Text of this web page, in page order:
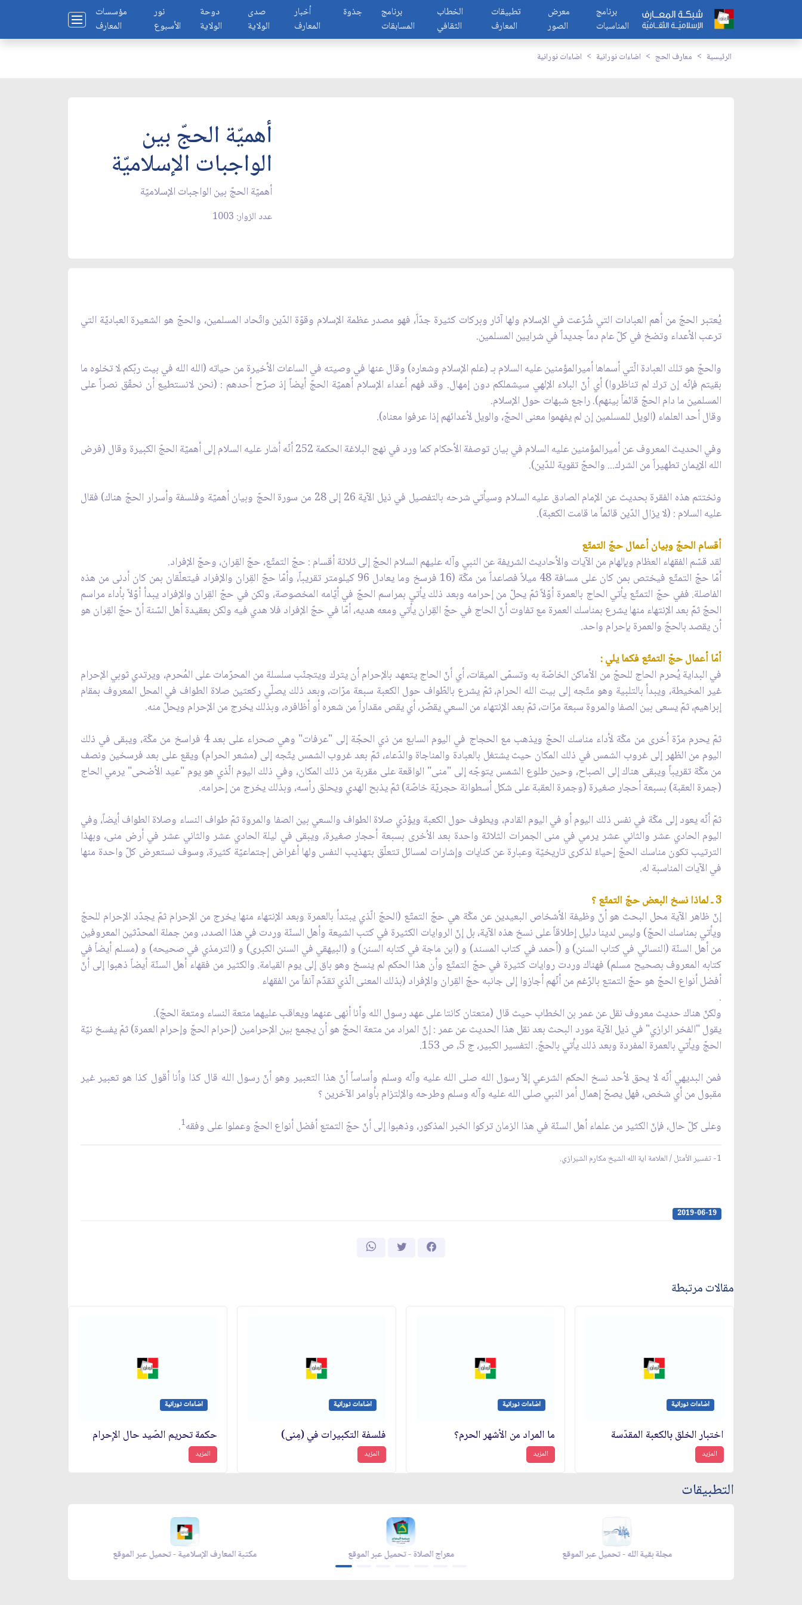
مؤسسات
المعارف
نور
الأسبوع
دوحة
الولاية
صدى
الولاية
أخبار
المعارف
جذوة
برنامج
المسابقات
الخطاب
الثقافي
تطبيقات
المعارف
معرض
الصور
برنامج
المناسبات
الرئيسية معارف الحج اضاءات نورانية اضاءات نورانية
أهميّة الحجّ بين
الواجبات الإسلاميّة
أهميّة الحجّ بين الواجبات الإسلاميّة
عدد الزوار: 1003
يُعتبر الحجّ من أهم العبادات التي شُرّعت في الإسلام ولها آثار وبركات كثيرة جدّاً، فهو مصدر عظمة الإسلام وقوّة الدّين واتّحاد المسلمين، والحجّ هو الشعيرة العباديّة التي
ترعب الأعداء وتضخ في كلّ عام دماً جديداً في شرايين المسلمين.
والحجّ هو تلك العبادة الّتي أسماها أميرالمؤمنين عليه السلام بـ (علم الإسلام وشعاره) وقال عنها في وصيته في الساعات الأخيرة من حياته (الله الله في بيت ربّكم لا تخلوه ما
بقيتم فإنّه إن ترك لم تناظروا) أي أنّ البلاء الإلهي سيشملكم دون إمهال. وقد فهم أعداء الإسلام أهميّة الحجّ أيضاً إذ صرّح أحدهم : (نحن لانستطيع أن نحقّق نصراً على
المسلمين ما دام الحجّ قائماً بينهم). راجع شبهات حول الإسلام.
وقال أحد العلماء (الويل للمسلمين إن لم يفهموا معنى الحجّ، والويل لأعدائهم إذا عرفوا معناه).
وفي الحديث المعروف عن أميرالمؤمنين عليه السلام في بيان توصفة الأحكام كما ورد في نهج البلاغة الحكمة 252 أنّه أشار عليه السلام إلى أهميّة الحجّ الكبيرة وقال (فرض
الله الإيمان تطهيراً من الشرك... والحجّ تقوية للدّين).
ونختتم هذه الفقرة بحديث عن الإمام الصادق عليه السلام وسيأتي شرحه بالتفصيل في ذيل الآية 26 إلى 28 من سورة الحجّ وبيان أهميّة وفلسفة وأسرار الحجّ هناك) فقال
عليه السلام : (لا يزال الدّين قائماً ما قامت الكعبة).
أقسام الحجّ وبيان أعمال حجّ التمتّع
لقد قسّم الفقهاء العظام وبإلهام من الآيات والأحاديث الشريفة عن النبي وآله عليهم السلام الحجّ إلى ثلاثة أقسام : حجّ التمتّع، حجّ القِران، وحجّ الإفراد.
أمّا حجّ التمتّع فيختص بمن كان على مسافة 48 ميلاً فصاعداً من مكّة (16 فرسخ وما يعادل 96 كيلومتر تقريباً، وأمّا حجّ القِران والإفراد فيتعلّقان بمن كان أدنى من هذه
الفاصلة. ففي حجّ التمتّع يأتي الحاج بالعمرة أوّلاً ثمّ يحلّ من إحرامه وبعد ذلك يأتي بمراسم الحجّ في أيّامه المخصوصة، ولكن في حجّ القِران والإفراد يبدأ أوّلاً بأداء مراسم
الحجّ ثمّ بعد الإنتهاء منها يشرع بمناسك العمرة مع تفاوت أنّ الحاج في حجّ القِران يأتي ومعه هديه، أمّا في حجّ الإفراد فلا هدي فيه ولكن بعقيدة أهل السّنة أنّ حجّ القِران هو
أن يقصد بالحجّ والعمرة بإحرام واحد.
أمّا أعمال حجّ التمتّع فكما يلي :
في البداية يُحرم الحاج للحجّ من الأماكن الخاصّة به وتسمّى الميقات، أي أنّ الحاج يتعهد بالإحرام أن يترك ويتجنّب سلسلة من المحرّمات على المُحرم، ويرتدي ثوبي الإحرام
غير المخيطة، ويبدأ بالتلبية وهو متّجه إلى بيت الله الحرام، ثمّ يشرع بالطّواف حول الكعبة سبعة مرّات، وبعد ذلك يصلّي ركعتين صلاة الطواف في المحل المعروف بمقام
إبراهيم، ثمّ يسعى بين الصفا والمروة سبعة مرّات، ثمّ بعد الإنتهاء من السعي يقصّر، أي يقص مقداراً من شعره أو أظافره، وبذلك يخرج من الإحرام ويحلّ منه.
ثمّ يحرم مرّة اُخرى من مكّة لأداء مناسك الحجّ ويذهب مع الحجاج في اليوم السابع من ذي الحجّة إلى "عرفات" وهي صحراء على بعد 4 فراسخ من مكّة، ويبقى في ذلك
اليوم من الظهر إلى غروب الشمس في ذلك المكان حيث يشتغل بالعبادة والمناجاة والدّعاء، ثمّ بعد غروب الشمس يتّجه إلى (مشعر الحرام) ويقع على بعد فرسخين ونصف
من مكّة تقريباً ويبقى هناك إلى الصباح، وحين طلوع الشمس يتوجّه إلى "منى" الواقعة على مقربة من ذلك المكان، وفي ذلك اليوم الّذي هو يوم "عيد الأضحى" يرمي الحاج
(جمرة العقبة) بسبعة أحجار صغيرة (وجمرة العقبة على شكل اُسطوانة حجريّة خاصّة) ثمّ يذبح الهدي ويحلق رأسه، وبذلك يخرج من إحرامه.
ثمّ أنّه يعود إلى مكّة في نفس ذلك اليوم أو في اليوم القادم، ويطوف حول الكعبة ويؤدّي صلاة الطواف والسعي بين الصفا والمروة ثمّ طواف النساء وصلاة الطواف أيضاً، وفي
اليوم الحادي عشر والثاني عشر يرمي في منى الجمرات الثلاثة واحدة بعد الاُخرى بسبعة أحجار صغيرة، ويبقى في ليلة الحادي عشر والثاني عشر في أرض منى، وبهذا
الترتيب تكون مناسك الحجّ إحياءً لذكرى تاريخيّة وعبارة عن كنايات وإشارات لمسائل تتعلّق بتهذيب النفس ولها أغراض إجتماعيّة كثيرة، وسوف نستعرض كلّ واحدة منها
في الآيات المناسبة له.
3 ـ لماذا نسخ البعض حجّ التمتّع ؟
إنّ ظاهر الآية محل البحث هو أنّ وظيفة الأشخاص البعيدين عن مكّة هي حجّ التمتّع (الحجّ الّذي يبتدأ بالعمرة وبعد الإنتهاء منها يخرج من الإحرام ثمّ يجدّد الإحرام للحجّ
ويأتي بمناسك الحجّ) وليس لدينا دليل إطلاقاً على نسخ هذه الآية، بل إنّ الروايات الكثيرة في كتب الشيعة وأهل السنّة وردت في هذا الصدد، ومن جملة المحدّثين المعروفين
من أهل السنّة (النسائي في كتاب السنن) و (أحمد في كتاب المسند) و (ابن ماجة في كتابه السنن) و (البيهقي في السنن الكبرى) و (الترمذي في صحيحه) و (مسلم أيضاً في
كتابه المعروف بصحيح مسلم) فهناك وردت روايات كثيرة في حجّ التمتّع وأن هذا الحكم لم ينسخ وهو باق إلى يوم القيامة. والكثير من فقهاء أهل السنّة أيضاً ذهبوا إلى أنّ
أفضل أنواع الحجّ هو حجّ التمتع بالرّغم من أنّهم أجازوا إلى جانبه حجّ القِران والإفراد (بذلك المعنى الّذي تقدّم آنفاً من الفقهاء
.
ولكنّ هناك حديث معروف نقل عن عمر بن الخطاب حيث قال (متعتان كانتا على عهد رسول الله وأنا أنهى عنهما ويعاقب عليهما متعة النساء ومتعة الحجّ).
يقول "الفخر الرازي" في ذيل الآية مورد البحث بعد نقل هذا الحديث عن عمر : إنّ المراد من متعة الحجّ هو أن يجمع بين الإحرامين (إحرام الحجّ وإحرام العمرة) ثمّ يفسخ نيّة
الحجّ ويأتي بالعمرة المفردة وبعد ذلك يأتي بالحجّ. التفسير الكبير، ج 5، ص 153.
فمن البديهي أنّه لا يحق لأحد نسخ الحكم الشرعي إلاّ رسول الله صلى الله عليه وآله وسلم وأساساً أنّ هذا التعبير وهو أنّ رسول الله قال كذا وأنا أقول كذا هو تعبير غير
مقبول من أي شخص، فهل يصحّ إهمال أمر النبي صلى الله عليه وآله وسلم وطرحه والإلتزام بأوامر الآخرين ؟
وعلى كلّ حال، فإنّ الكثير من علماء أهل السنّة في هذا الزمان تركوا الخبر المذكور، وذهبوا إلى أنّ حجّ التمتع أفضل أنواع الحجّ وعملوا على وفقه1
.
1- تفسير الأمثل / العلامة اية الله الشيخ مكارم الشيرازي.
2019-06-19
مقالات مرتبطة
اضاءات نورانية
اختبار الخلق بالكعبة المقدّسة
المزيد
اضاءات نورانية
ما المراد من الأشهر الحرم؟
المزيد
اضاءات نورانية
فلسفة التكبيرات في (مِنى)
المزيد
اضاءات نورانية
حكمة تحريم الصّيد حال الإِحرام
المزيد
التطبيقات
مكتبة المعارف الإسلامية - تحميل عبر الموقع معراج الصلاة - تحميل عبر الموقع مجلة بقية الله - تحميل عبر الموقع